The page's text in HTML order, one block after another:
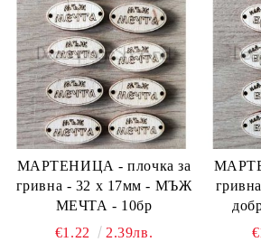
МАРТЕНИЦА - плочка за
гривна - 32 х 17мм - МЪЖ
МЕЧТА - 10бр
€1.22
2.39лв.